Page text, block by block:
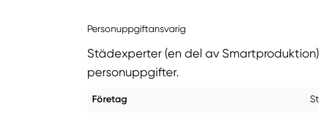
Personuppgiftansvarig
Städexperter (en del av
personuppgifter.
Företag